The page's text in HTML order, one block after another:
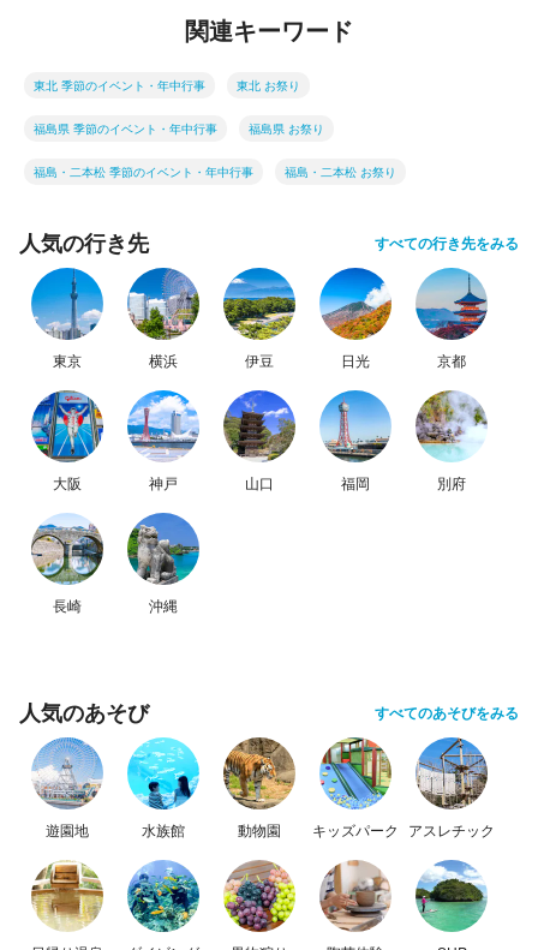
関連キーワード
東北 季節のイベント・年中行事 東北 お祭り
福島県 季節のイベント・年中行事 福島県 お祭り
福島・二本松 季節のイベント・年中行事 福島・二本松 お祭り
人気の行き先 すべての行き先をみる
東京 横浜 伊豆 日光 京都
大阪 神戸 山口 福岡 別府
長崎 沖縄
人気のあそび すべてのあそびをみる
遊園地 水族館 動物園 キッズパーク アスレチック